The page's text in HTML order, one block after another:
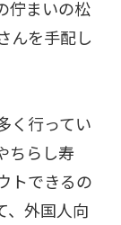
佇まいの松
んを手配し
く行ってい
ちらし寿
トできるの
、外国人向